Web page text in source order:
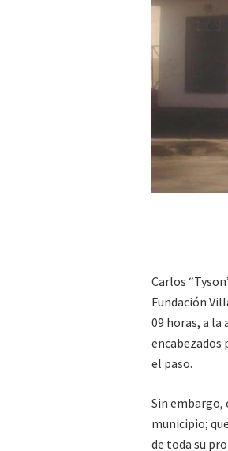
Carlos
Fundación
09 horas, a la
encabezados
el paso.
Sin embargo,
municipio;
de toda su